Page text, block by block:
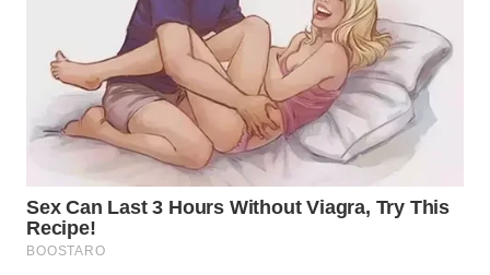
SULSEL
WN
GORONTALO
WN
SULUT